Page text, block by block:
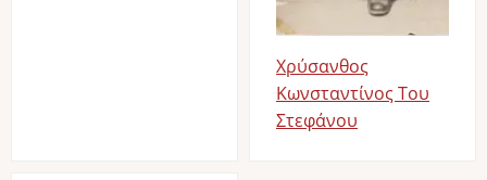
Χρύσανθος
Κωνσταντίνος Του
Στεφάνου